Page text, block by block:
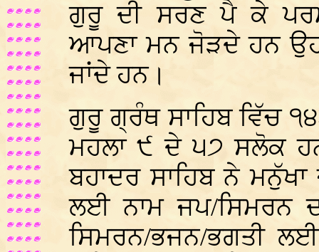
ਗੁਰੂ ਦੀ ਸਰਣ ਪੈ ਕੇ
ਆਪਣਾ ਮਨ ਜੋੜਦੇ ਹਨ
ਜਾਂਦੇ ਹਨ।
ਗੁਰੂ ਗ੍ਰੰਥ ਸਾਹਿਬ ਵਿੱਚ
ਮਹਲਾ ੯ ਦੇ ੫੭ ਸਲੋਕ
ਬਹਾਦਰ ਸਾਹਿਬ ਨੇ
ਲਈ ਨਾਮ ਜਪ/ਸਿਮਰਨ
ਸਿਮਰਨ/ਭਜਨ/ਭਗਤੀ